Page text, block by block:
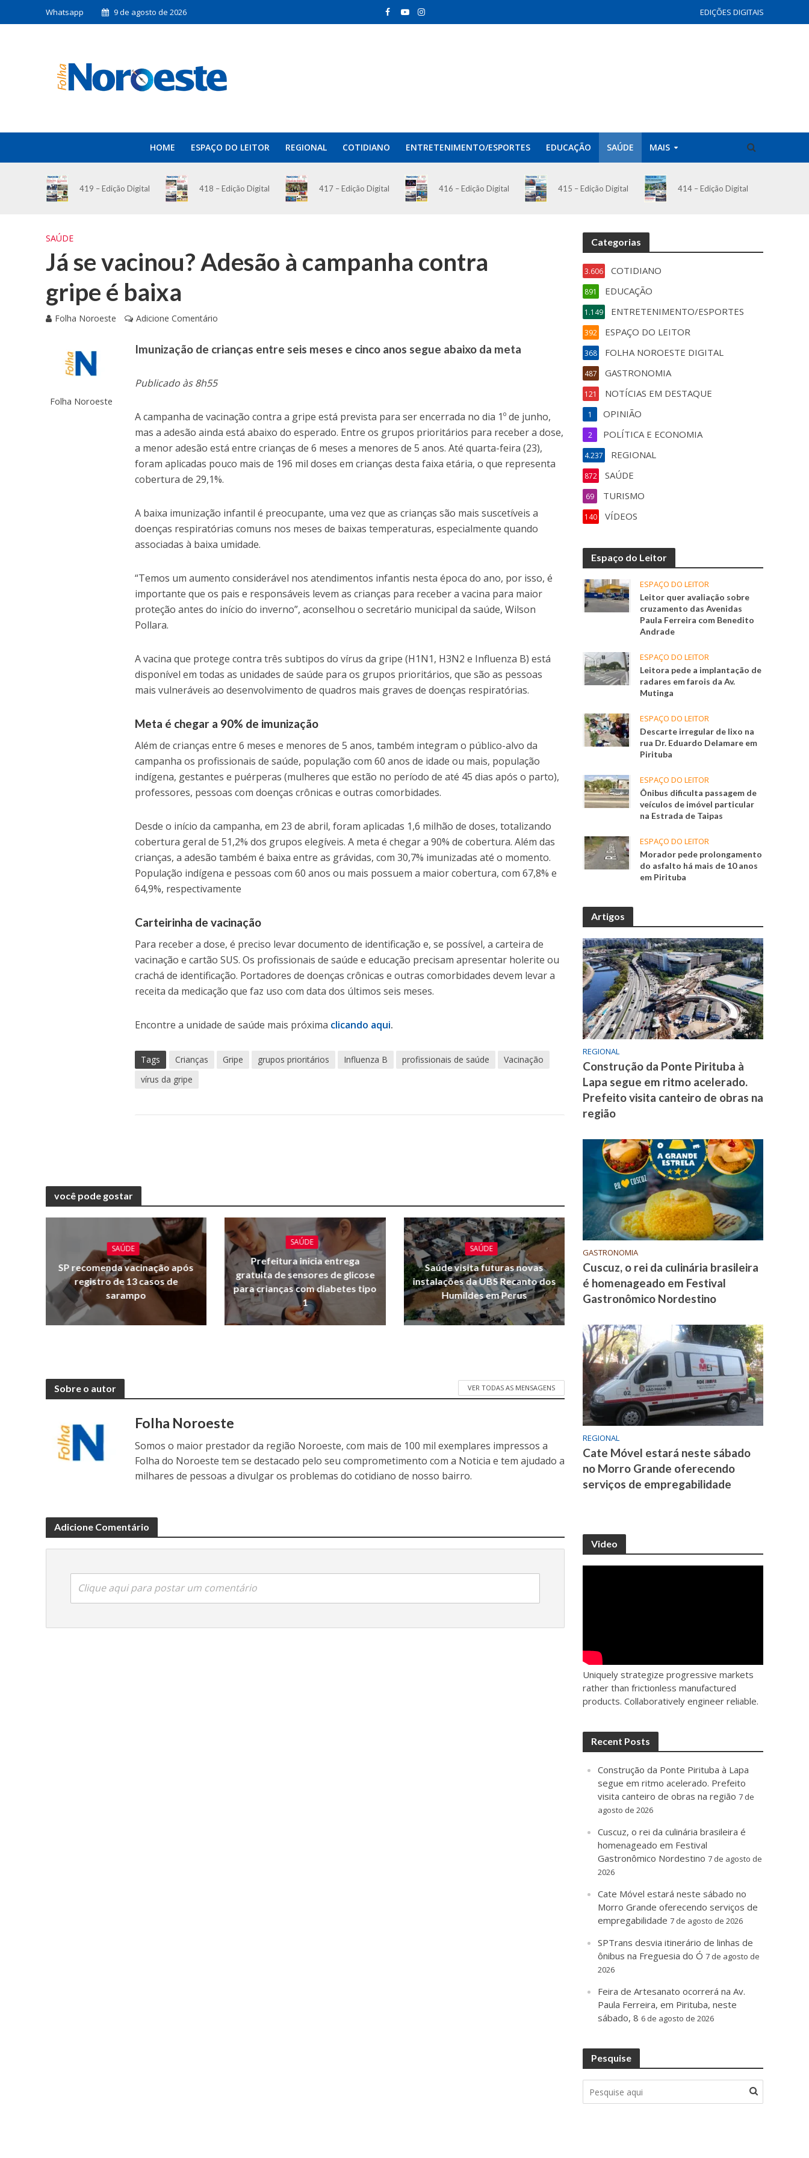
Whatsapp 9 de agosto de 2026 EDIÇÕES DIGITAIS
HOME ESPAÇO DO LEITOR REGIONAL COTIDIANO ENTRETENIMENTO/ESPORTES EDUCAÇÃO SAÚDE MAIS
419 – Edição Digital 418 – Edição Digital 417 – Edição Digital 416 – Edição Digital 415 – Edição Digital 414 – Edição Digital
SAÚDE
Já se vacinou? Adesão à campanha contra
gripe é baixa
Folha Noroeste Adicione Comentário
Folha Noroeste
Imunização de crianças entre seis meses e cinco anos segue abaixo da meta
Publicado às 8h55
A campanha de vacinação contra a gripe está prevista para ser encerrada no dia 1º de junho,
mas a adesão ainda está abaixo do esperado. Entre os grupos prioritários para receber a dose,
a menor adesão está entre crianças de 6 meses a menores de 5 anos. Até quarta-feira (23),
foram aplicadas pouco mais de 196 mil doses em crianças desta faixa etária, o que representa
cobertura de 29,1%.
A baixa imunização infantil é preocupante, uma vez que as crianças são mais suscetíveis a
doenças respiratórias comuns nos meses de baixas temperaturas, especialmente quando
associadas à baixa umidade.
“Temos um aumento considerável nos atendimentos infantis nesta época do ano, por isso, é
importante que os pais e responsáveis levem as crianças para receber a vacina para maior
proteção antes do início do inverno”, aconselhou o secretário municipal da saúde, Wilson
Pollara.
A vacina que protege contra três subtipos do vírus da gripe (H1N1, H3N2 e Influenza B) está
disponível em todas as unidades de saúde para os grupos prioritários, que são as pessoas
mais vulneráveis ao desenvolvimento de quadros mais graves de doenças respiratórias.
Meta é chegar a 90% de imunização
Além de crianças entre 6 meses e menores de 5 anos, também integram o público-alvo da
campanha os profissionais de saúde, população com 60 anos de idade ou mais, população
indígena, gestantes e puérperas (mulheres que estão no período de até 45 dias após o parto),
professores, pessoas com doenças crônicas e outras comorbidades.
Desde o início da campanha, em 23 de abril, foram aplicadas 1,6 milhão de doses, totalizando
cobertura geral de 51,2% dos grupos elegíveis. A meta é chegar a 90% de cobertura. Além das
crianças, a adesão também é baixa entre as grávidas, com 30,7% imunizadas até o momento.
População indígena e pessoas com 60 anos ou mais possuem a maior cobertura, com 67,8% e
64,9%, respectivamente
Carteirinha de vacinação
Para receber a dose, é preciso levar documento de identificação e, se possível, a carteira de
vacinação e cartão SUS. Os profissionais de saúde e educação precisam apresentar holerite ou
crachá de identificação. Portadores de doenças crônicas e outras comorbidades devem levar a
receita da medicação que faz uso com data dos últimos seis meses.
Encontre a unidade de saúde mais próxima clicando aqui.
Tags Crianças Gripe grupos prioritários Influenza B profissionais de saúde
Vacinação
vírus da gripe
você pode gostar
SAÚDE
SP recomenda vacinação após
registro de 13 casos de
sarampo
SAÚDE
Prefeitura inicia entrega
gratuita de sensores de glicose
para crianças com diabetes tipo
1
SAÚDE
Saúde visita futuras novas
instalações da UBS Recanto dos
Humildes em Perus
Sobre o autor VER TODAS AS MENSAGENS
Folha Noroeste
Somos o maior prestador da região Noroeste, com mais de 100 mil exemplares impressos a
Folha do Noroeste tem se destacado pelo seu comprometimento com a Noticia e tem ajudado a
milhares de pessoas a divulgar os problemas do cotidiano de nosso bairro.
Adicione Comentário
Clique aqui para postar um comentário
Categorias
COTIDIANO
3.606
EDUCAÇÃO
891
ENTRETENIMENTO/ESPORTES
1.149
ESPAÇO DO LEITOR
392
FOLHA NOROESTE DIGITAL
368
GASTRONOMIA
487
NOTÍCIAS EM DESTAQUE
121
OPINIÃO
1
POLÍTICA E ECONOMIA
2
REGIONAL
4.237
SAÚDE
872
TURISMO
69
VÍDEOS
140
Espaço do Leitor
ESPAÇO DO LEITOR
Leitor quer avaliação sobre
cruzamento das Avenidas
Paula Ferreira com Benedito
Andrade
ESPAÇO DO LEITOR
Leitora pede a implantação de
radares em farois da Av.
Mutinga
ESPAÇO DO LEITOR
Descarte irregular de lixo na
rua Dr. Eduardo Delamare em
Pirituba
ESPAÇO DO LEITOR
Ônibus dificulta passagem de
veículos de imóvel particular
na Estrada de Taipas
ESPAÇO DO LEITOR
Morador pede prolongamento
do asfalto há mais de 10 anos
em Pirituba
Artigos
REGIONAL
Construção da Ponte Pirituba à
Lapa segue em ritmo acelerado.
Prefeito visita canteiro de obras na
região
GASTRONOMIA
Cuscuz, o rei da culinária brasileira
é homenageado em Festival
Gastronômico Nordestino
REGIONAL
Cate Móvel estará neste sábado
no Morro Grande oferecendo
serviços de empregabilidade
Video
Uniquely strategize progressive markets
rather than frictionless manufactured
products. Collaboratively engineer reliable.
Recent Posts
Construção da Ponte Pirituba à Lapa
segue em ritmo acelerado. Prefeito
visita canteiro de obras na região 7 de
agosto de 2026
Cuscuz, o rei da culinária brasileira é
homenageado em Festival
Gastronômico Nordestino 7 de agosto de
2026
Cate Móvel estará neste sábado no
Morro Grande oferecendo serviços de
empregabilidade 7 de agosto de 2026
SPTrans desvia itinerário de linhas de
ônibus na Freguesia do Ó 7 de agosto de
2026
Feira de Artesanato ocorrerá na Av.
Paula Ferreira, em Pirituba, neste
sábado, 8 6 de agosto de 2026
Pesquise